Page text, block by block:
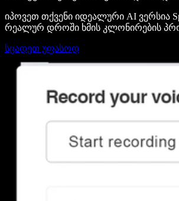
იპოვეთ თქვენი იდეალური AI ვერსია
რეალურ დროში ხმის კლონირების
სცადეთ უფასოდ